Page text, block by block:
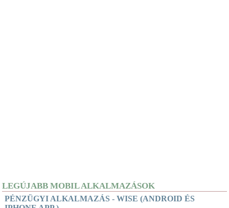
LEGÚJABB MOBIL ALKALMAZÁSOK
PÉNZÜGYI ALKALMAZÁS - WISE (ANDROID ÉS